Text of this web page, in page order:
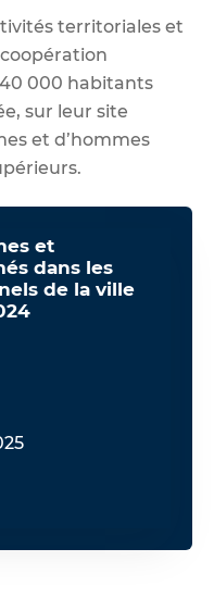
territoriales et
000 habitants
sur leur site
et d’hommes
et
dans les
de la ville